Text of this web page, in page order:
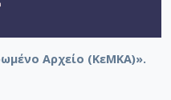
Αρχείο (ΚεΜΚΑ)».